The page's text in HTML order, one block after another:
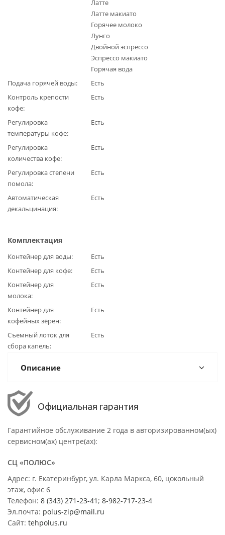
Латте
Латте макиато
Горячее молоко
Лунго
Двойной эспрессо
Эспрессо макиато
Горячая вода
Подача горячей воды
Есть
Контроль крепости
кофе
Есть
Регулировка
температуры кофе
Есть
Регулировка
количества кофе
Есть
Регулировка степени
помола
Есть
Автоматическая
декальцинация
Есть
Комплектация
Контейнер для воды
Есть
Контейнер для кофе
Есть
Контейнер для
молока
Есть
Контейнер для
кофейных зёрен
Есть
Съемный лоток для
сбора капель
Есть
Описание
Официальная гарантия
Гарантийное обслуживание 2 года в авторизированном(ых)
сервисном(ах) центре(ах):
СЦ «ПОЛЮС»
Адрес: г. Екатеринбург, ул. Карла Маркса, 60, цокольный
этаж, офис 6
Телефон: 8 (343) 271-23-41; 8-982-717-23-4
Эл.почта: polus-zip@mail.ru
Сайт: tehpolus.ru